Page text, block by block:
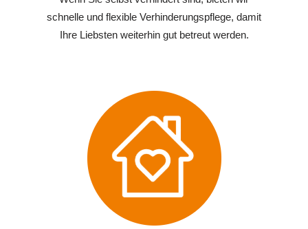
schnelle und flexible Verhinderungspflege, damit
Ihre Liebsten weiterhin gut betreut werden.